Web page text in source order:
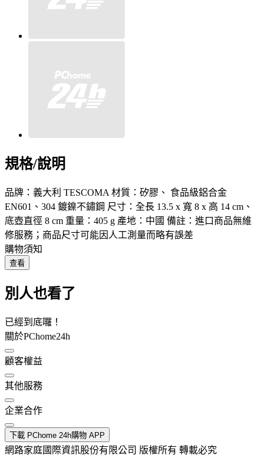
規格/說明
品牌：義大利 TESCOMA 材質：矽膠、 食品級鋁合金
EN601、304 鍍鎳不鏽鋼 尺寸：全長 13.5 x 寬 8 x 高 14 cm、
底壺直徑 8 cm 重量：405 g 產地：中國 備註：進口商品無維
修服務；商品尺寸可能因人工測量而略有誤差
購物須知
查看
別人也看了
已經到底囉！
關於PChome24h
顧客權益
其他服務
企業合作
下載 PChome 24h購物 APP
網路家庭國際資訊股份有限公司 版權所有 轉載必究